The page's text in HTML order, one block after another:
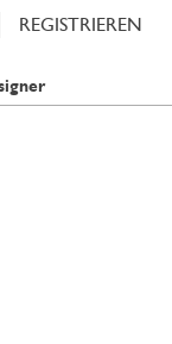
REGISTRIEREN